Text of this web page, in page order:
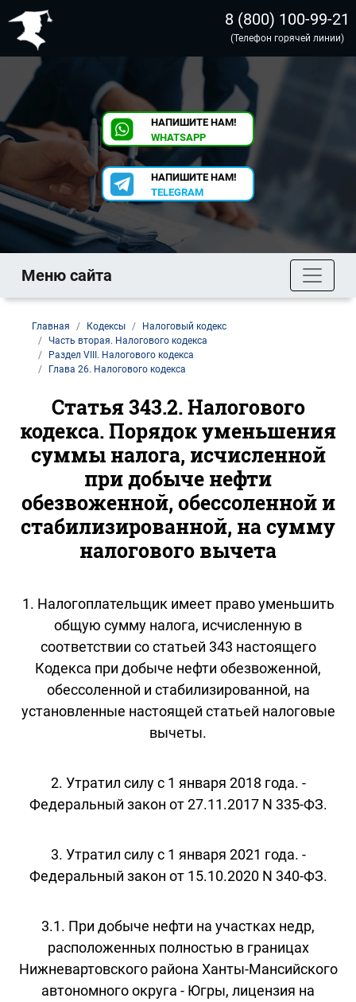
8 (800) 100-99-21
(Телефон горячей линии)
НАПИШИТЕ НАМ!
WHATSAPP
НАПИШИТЕ НАМ!
TELEGRAM
Меню сайта
Главная Кодексы
Налоговый кодекс
Часть вторая. Налогового кодекса
Раздел VIII. Налогового кодекса
Глава 26. Налогового кодекса
Статья 343.2. Налогового
кодекса. Порядок уменьшения
суммы налога, исчисленной
при добыче нефти
обезвоженной, обессоленной и
стабилизированной, на сумму
налогового вычета
1. Налогоплательщик имеет право уменьшить
общую сумму налога, исчисленную в
соответствии со статьей 343 настоящего
Кодекса при добыче нефти обезвоженной,
обессоленной и стабилизированной, на
установленные настоящей статьей налоговые
вычеты.
2. Утратил силу с 1 января 2018 года. -
Федеральный закон от 27.11.2017 N 335-ФЗ.
3. Утратил силу с 1 января 2021 года. -
Федеральный закон от 15.10.2020 N 340-ФЗ.
3.1. При добыче нефти на участках недр,
расположенных полностью в границах
Нижневартовского района Ханты-Мансийского
автономного округа - Югры, лицензия на